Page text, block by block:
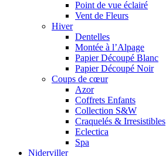
Point de vue éclairé
Vent de Fleurs
Hiver
Dentelles
Montée à l’Alpage
Papier Découpé Blanc
Papier Découpé Noir
Coups de cœur
Azor
Coffrets Enfants
Collection S&W
Craquelés & Irresistibles
Eclectica
Spa
Niderviller